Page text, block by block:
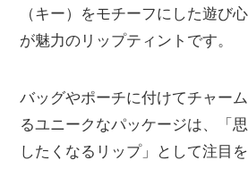
（キー）をモチーフにした遊び
が魅力のリップティントです。
バッグやポーチに付けてチャー
るユニークなパッケージは、「
したくなるリップ」として注目